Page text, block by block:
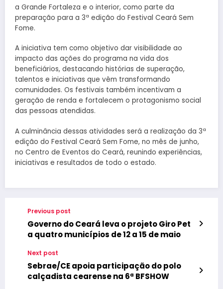
a Grande Fortaleza e o interior, como parte da
preparação para a 3ª edição do Festival Ceará Sem
Fome.
A iniciativa tem como objetivo dar visibilidade ao
impacto das ações do programa na vida dos
beneficiários, destacando histórias de superação,
talentos e iniciativas que vêm transformando
comunidades. Os festivais também incentivam a
geração de renda e fortalecem o protagonismo social
das pessoas atendidas.
A culminância dessas atividades será a realização da 3ª
edição do Festival Ceará Sem Fome, no mês de junho,
no Centro de Eventos do Ceará, reunindo experiências,
iniciativas e resultados de todo o estado.
Previous post
Governo do Ceará leva o projeto Giro Pet
a quatro municípios de 12 a 15 de maio
Next post
Sebrae/CE apoia participação do polo
calçadista cearense na 6ª BFSHOW